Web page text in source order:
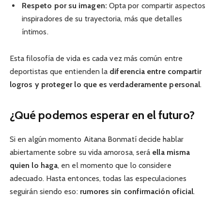
Respeto por su imagen: Opta por compartir aspectos
inspiradores de su trayectoria, más que detalles
íntimos.
Esta filosofía de vida es cada vez más común entre
deportistas que entienden la diferencia entre compartir
logros y proteger lo que es verdaderamente personal.
¿Qué podemos esperar en el futuro?
Si en algún momento Aitana Bonmatí decide hablar
abiertamente sobre su vida amorosa, será ella misma
quien lo haga, en el momento que lo considere
adecuado. Hasta entonces, todas las especulaciones
seguirán siendo eso: rumores sin confirmación oficial.